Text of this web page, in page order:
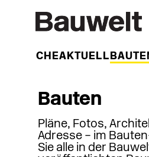
WOCHEAKTUELL
Bauten
Pläne, Fotos,
Adresse – im
Sie alle in der